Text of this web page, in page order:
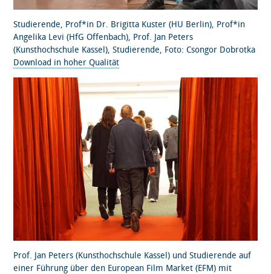
Studierende, Prof*in Dr. Brigitta Kuster (HU Berlin), Prof*in
Angelika Levi (HfG Offenbach), Prof. Jan Peters
(Kunsthochschule Kassel), Studierende, Foto: Csongor Dobrotka
Download in hoher Qualität
Prof. Jan Peters (Kunsthochschule Kassel) und Studierende auf
einer Führung über den European Film Market (EFM) mit